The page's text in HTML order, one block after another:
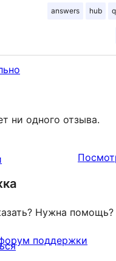
answers hub
ни одного отзыва.
Нужна помощь?
поддержки